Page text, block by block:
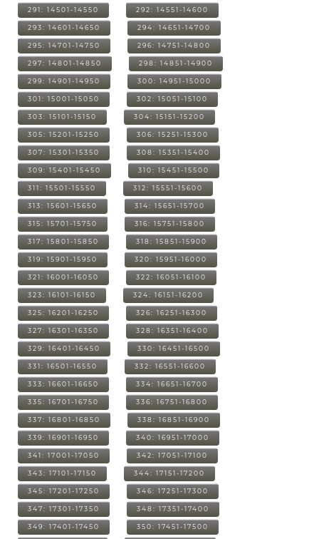
291: 14501-14550 292: 14551-14600
293: 14601-14650 294: 14651-14700
295: 14701-14750 296: 14751-14800
297: 14801-14850 298: 14851-14900
299: 14901-14950 300: 14951-15000
301: 15001-15050 302: 15051-15100
303: 15101-15150 304: 15151-15200
305: 15201-15250 306: 15251-15300
307: 15301-15350 308: 15351-15400
309: 15401-15450 310: 15451-15500
311: 15501-15550 312: 15551-15600
313: 15601-15650 314: 15651-15700
315: 15701-15750 316: 15751-15800
317: 15801-15850 318: 15851-15900
319: 15901-15950 320: 15951-16000
321: 16001-16050 322: 16051-16100
323: 16101-16150 324: 16151-16200
325: 16201-16250 326: 16251-16300
327: 16301-16350 328: 16351-16400
329: 16401-16450 330: 16451-16500
331: 16501-16550 332: 16551-16600
333: 16601-16650 334: 16651-16700
335: 16701-16750 336: 16751-16800
337: 16801-16850 338: 16851-16900
339: 16901-16950 340: 16951-17000
341: 17001-17050 342: 17051-17100
343: 17101-17150 344: 17151-17200
345: 17201-17250 346: 17251-17300
347: 17301-17350 348: 17351-17400
349: 17401-17450 350: 17451-17500